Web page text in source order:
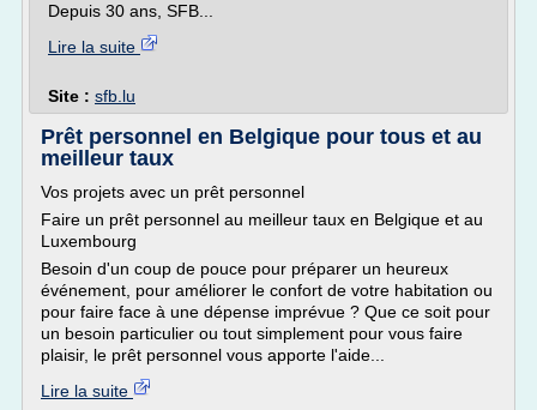
Depuis 30 ans, SFB...
Lire la suite
Site : sfb.lu
Prêt personnel en Belgique pour tous et au
meilleur taux
Vos projets avec un prêt personnel
Faire un prêt personnel au meilleur taux en Belgique et au
Luxembourg
Besoin d'un coup de pouce pour préparer un heureux
événement, pour améliorer le confort de votre habitation ou
pour faire face à une dépense imprévue ? Que ce soit pour
un besoin particulier ou tout simplement pour vous faire
plaisir, le prêt personnel vous apporte l'aide...
Lire la suite